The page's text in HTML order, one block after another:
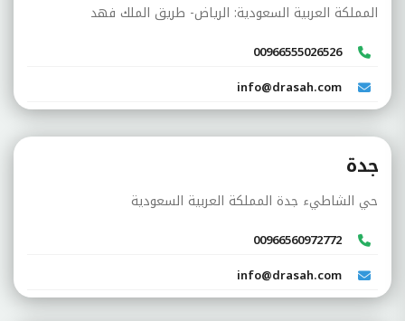
المملكة العربية السعودية: الرياض- طريق الملك فهد
00966555026526
info@drasah.com
جدة
حي الشاطيء جدة المملكة العربية السعودية
00966560972772
info@drasah.com